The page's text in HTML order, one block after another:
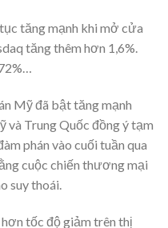
tăng mạnh khi mở cửa
tăng thêm hơn 1,6%.
Mỹ đã bật tăng mạnh
và Trung Quốc đồng ý tạm
phán vào cuối tuần qua
cuộc chiến thương mại
suy thoái.
tốc độ giảm trên thị